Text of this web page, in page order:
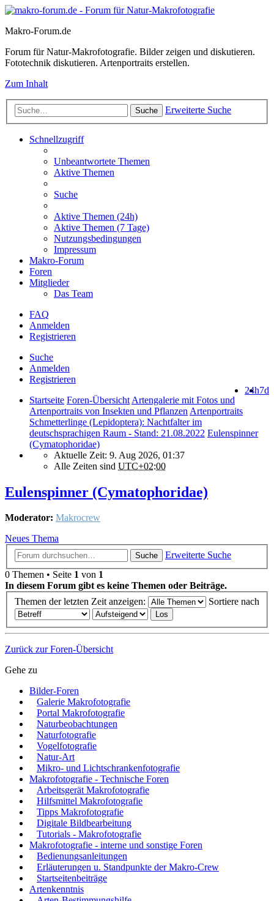
Makro-Forum.de
Forum für Natur-Makrofotografie. Bilder zeigen und diskutieren.
Fototechnik diskutieren. Artenportraits erstellen.
Zum Inhalt
Suche Erweiterte Suche
Schnellzugriff
Unbeantwortete Themen
Aktive Themen
Suche
Aktive Themen (24h)
Aktive Themen (7 Tage)
Nutzungsbedingungen
Impressum
Makro-Forum
Foren
Mitglieder
Das Team
FAQ
Anmelden
Registrieren
Suche
Anmelden
Registrieren
7d
24h
Startseite Foren-Übersicht Artengalerie mit Fotos und
Artenportraits von Insekten und Pflanzen Artenportraits
Schmetterlinge (Lepidoptera): Nachtfalter im
deutschsprachigen Raum - Stand: 21.08.2022 Eulenspinner
(Cymatophoridae)
Aktuelle Zeit: 9. Aug 2026, 01:37
Alle Zeiten sind UTC+02:00
Eulenspinner (Cymatophoridae)
Moderator: Makrocrew
Neues Thema
Suche
Erweiterte Suche
0 Themen • Seite 1 von 1
In diesem Forum gibt es keine Themen oder Beiträge.
Themen der letzten Zeit anzeigen:
Sortiere nach
Zurück zur Foren-Übersicht
Gehe zu
Bilder-Foren
Galerie Makrofotografie
Portal Makrofotografie
Naturbeobachtungen
Naturfotografie
Vogelfotografie
Natur-Art
Mikro- und Lichtschrankenfotografie
Makrofotografie - Technische Foren
Arbeitsgerät Makrofotografie
Hilfsmittel Makrofotografie
Tipps Makrofotografie
Digitale Bildbearbeitung
Tutorials - Makrofotografie
Makrofotografie - interne und sonstige Foren
Bedienungsanleitungen
Erläuterungen u. Standpunkte der Makro-Crew
Startseitenbeiträge
Artenkenntnis